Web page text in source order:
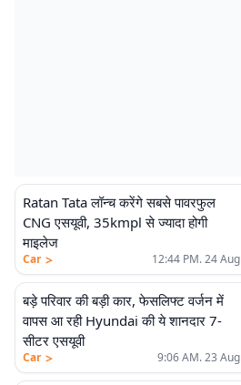
Ratan Tata लॉन्च करेंगे सबसे पावरफुल
CNG एसयूवी, 35kmpl से ज्यादा होगी
माइलेज
Car > 12:44 PM. 24 Aug
बड़े परिवार की बड़ी कार, फेसलिफ्ट वर्जन में
वापस आ रही Hyundai की ये शानदार 7-
सीटर एसयूवी
Car > 9:06 AM. 23 Aug